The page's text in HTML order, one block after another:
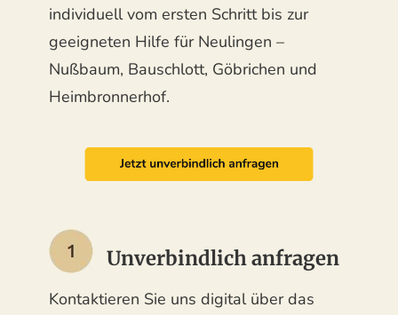
individuell vom ersten Schritt bis zur
geeigneten Hilfe für Neulingen –
Nußbaum, Bauschlott, Göbrichen und
Heimbronnerhof.
Unverbindlich anfragen
Kontaktieren Sie uns digital über das